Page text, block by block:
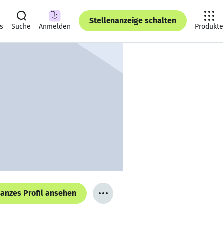
Suche Anmelden
Stellenanzeige schalten
Produkte
Profil ansehen